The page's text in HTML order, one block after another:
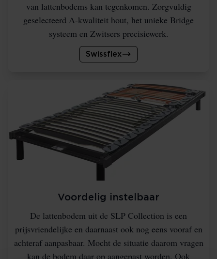
van lattenbodems kan tegenkomen. Zorgvuldig
geselecteerd A-kwaliteit hout, het unieke Bridge
systeem en Zwitsers precisiewerk.
Swissflex
Voordelig instelbaar
De lattenbodem uit de SLP Collection is een
prijsvriendelijke en daarnaast ook nog eens vooraf en
achteraf aanpasbaar. Mocht de situatie daarom vragen
kan de bodem daar op aangepast worden. Ook